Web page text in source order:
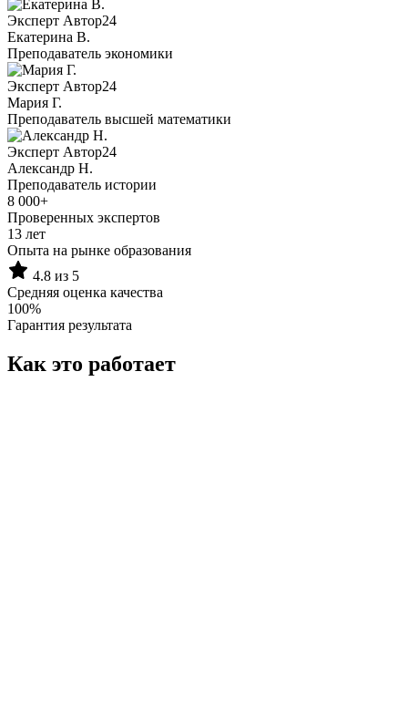
Эксперт Автор24
Екатерина B.
Преподаватель экономики
Эксперт Автор24
Мария Г.
Преподаватель высшей математики
Эксперт Автор24
Александр Н.
Преподаватель истории
8 000+
Проверенных экспертов
13 лет
Опыта на рынке образования
4.8 из 5
Средняя оценка качества
100%
Гарантия результата
Как это работает